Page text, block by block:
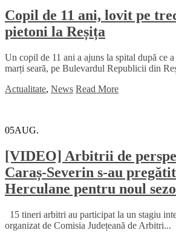
Copil de 11 ani, lovit pe
pietoni la Reșița
Un copil de 11 ani a ajuns la spital după ce
marți seară, pe Bulevardul Republicii din
Actualitate, News Read More
05AUG.
[VIDEO] Arbitrii de
Caraș-Severin s-au
Herculane pentru noul
15 tineri arbitri au participat la un stagiu
organizat de Comisia Județeană de Arbitri...